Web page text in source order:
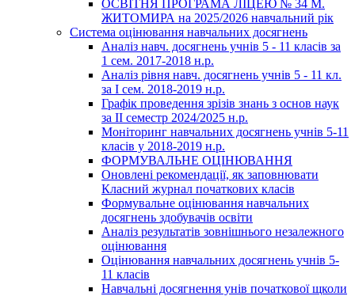
ОСВІТНЯ ПРОГРАМА ЛІЦЕЮ № 34 М.
ЖИТОМИРА на 2025/2026 навчальний рік
Система оцінювання навчальних досягнень
Аналіз навч. досягнень учнів 5 - 11 класів за
1 сем. 2017-2018 н.р.
Аналіз рівня навч. досягнень учнів 5 - 11 кл.
за І сем. 2018-2019 н.р.
Графік проведення зрізів знань з основ наук
за ІІ семестр 2024/2025 н.р.
Моніторинг навчальних досягнень учнів 5-11
класів у 2018-2019 н.р.
ФОРМУВАЛЬНЕ ОЦІНЮВАННЯ
Оновлені рекомендації, як заповнювати
Класний журнал початкових класів
Формувальне оцінювання навчальних
досягнень здобувачів освіти
Аналіз результатів зовнішнього незалежного
оцінювання
Оцінювання навчальних досягнень учнів 5-
11 класів
Навчальні досягнення унів початкової щколи